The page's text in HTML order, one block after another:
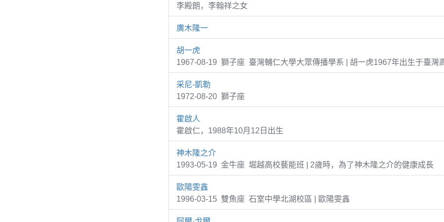
李殿朗，李翰祥之女
廣木隆一
胡一虎
1967-08-19 獅子座 臺灣輔仁大學大眾傳播學系 | 胡一虎1967年出生于臺灣
采尼-凱勒
1972-08-20 獅子座
霍啟人
霍啟仁，1988年10月12日出生
神木隆之介
1993-05-19 金牛座 堀越高校藝能班 | 2歲時，為了神木隆之介的健康成長
歐陽雯鑫
1996-03-15 雙魚座 石室中學北湖校區 | 歐陽雯鑫